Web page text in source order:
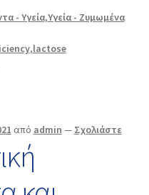
- Υγεία,Υγεία - Ζυμωμένα
,lactose
από admin — Σχολιάστε